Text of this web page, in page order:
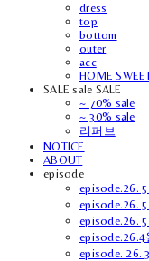
dress
top
bottom
outer
acc
HOME
SALE sale SALE
~ 70% sale
~ 30% sale
리퍼브
NOTICE
ABOUT
episode
episode.26.
episode.26.
episode.26.
episode. 26.